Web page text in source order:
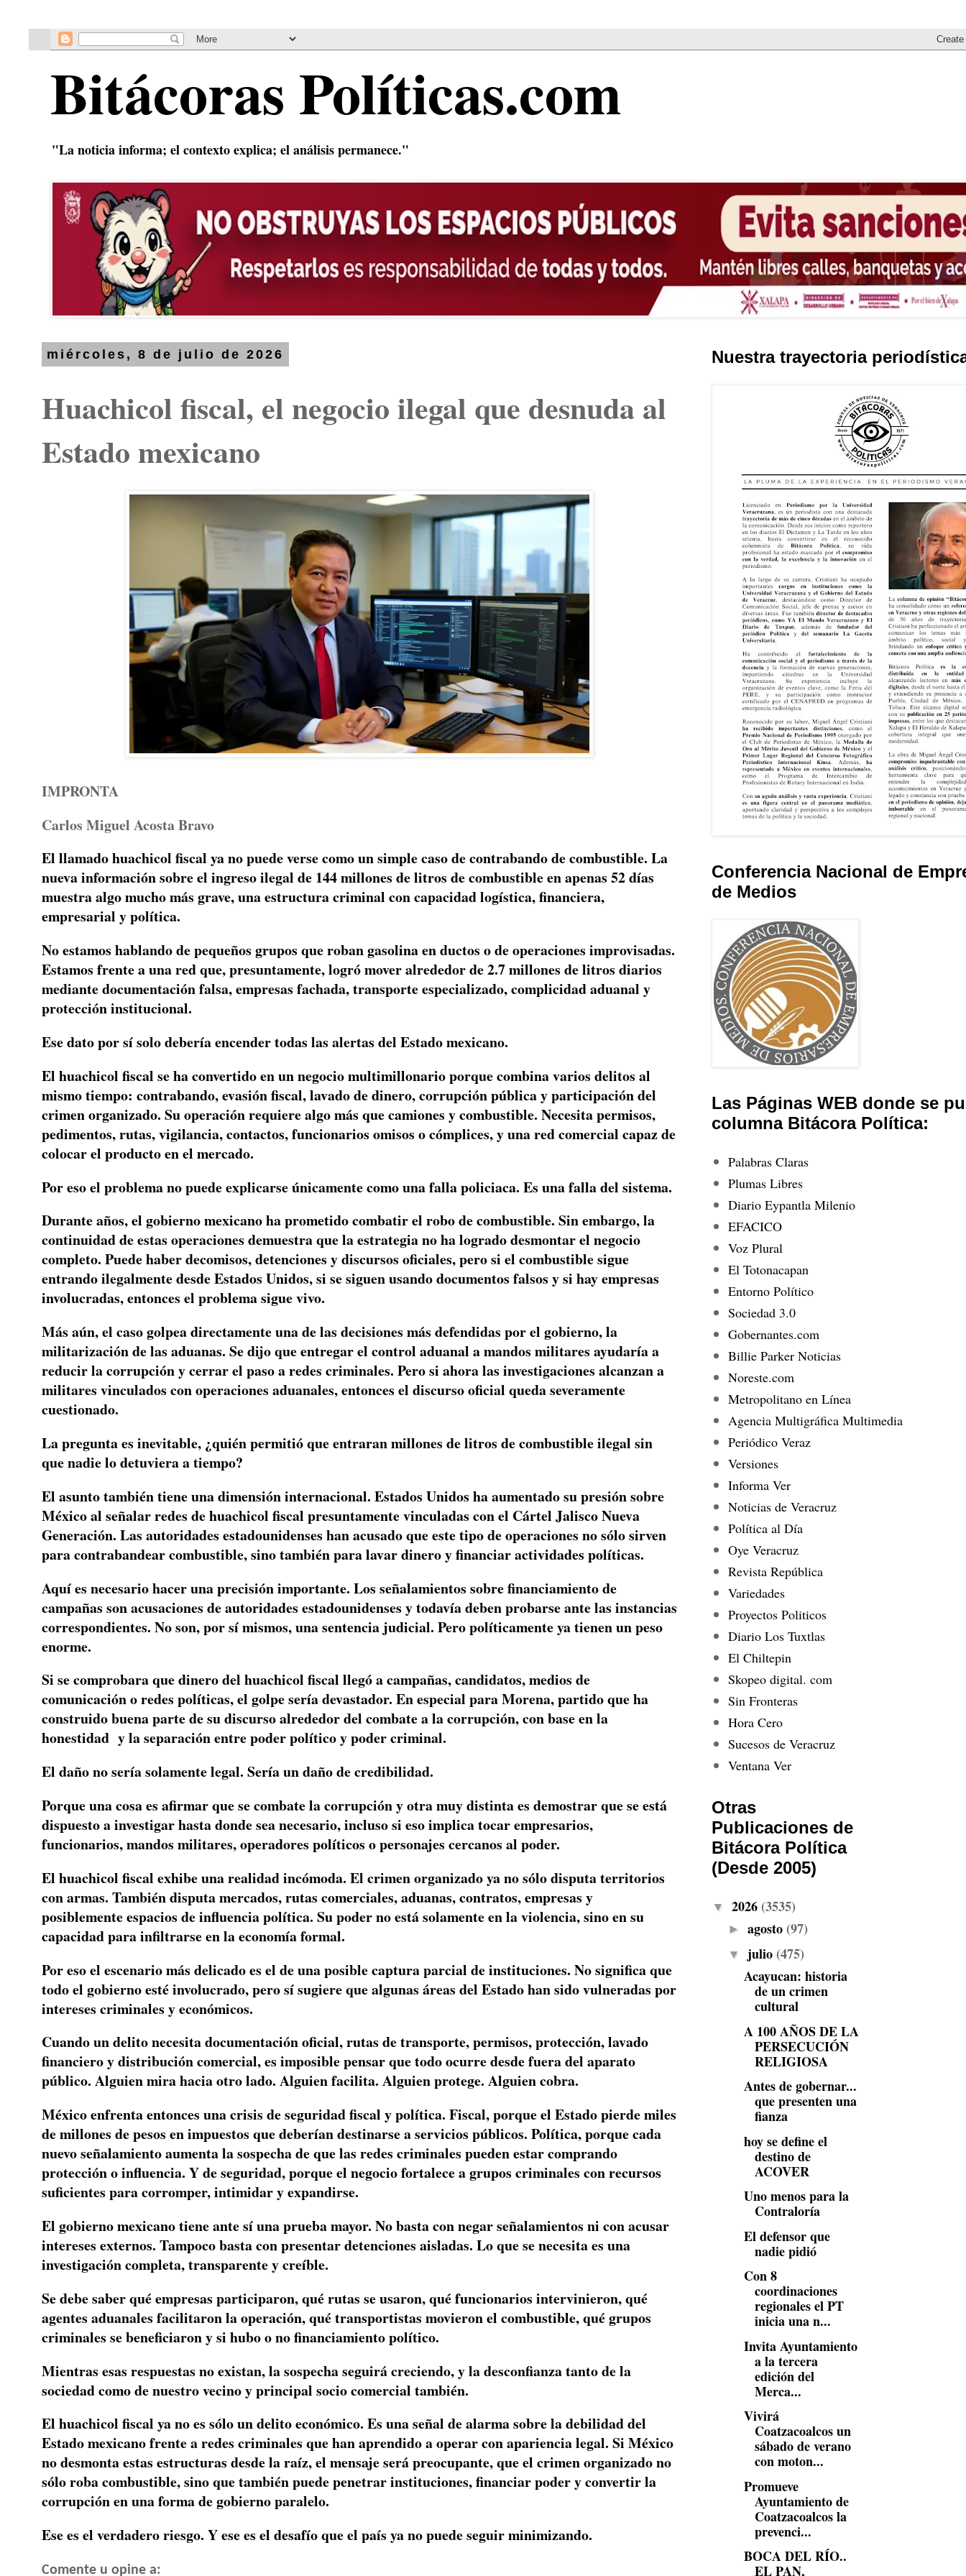
Bitácoras Políticas.com
"La noticia informa; el contexto explica; el análisis permanece."
miércoles, 8 de julio de 2026
Huachicol fiscal, el negocio ilegal que desnuda al
Estado mexicano
IMPRONTA
Carlos Miguel Acosta Bravo
El llamado huachicol fiscal ya no puede verse como un simple caso de contrabando de combustible. La
nueva información sobre el ingreso ilegal de 144 millones de litros de combustible en apenas 52 días
muestra algo mucho más grave, una estructura criminal con capacidad logística, financiera,
empresarial y política.
No estamos hablando de pequeños grupos que roban gasolina en ductos o de operaciones improvisadas.
Estamos frente a una red que, presuntamente, logró mover alrededor de 2.7 millones de litros diarios
mediante documentación falsa, empresas fachada, transporte especializado, complicidad aduanal y
protección institucional.
Ese dato por sí solo debería encender todas las alertas del Estado mexicano.
El huachicol fiscal se ha convertido en un negocio multimillonario porque combina varios delitos al
mismo tiempo: contrabando, evasión fiscal, lavado de dinero, corrupción pública y participación del
crimen organizado. Su operación requiere algo más que camiones y combustible. Necesita permisos,
pedimentos, rutas, vigilancia, contactos, funcionarios omisos o cómplices, y una red comercial capaz de
colocar el producto en el mercado.
Por eso el problema no puede explicarse únicamente como una falla policiaca. Es una falla del sistema.
Durante años, el gobierno mexicano ha prometido combatir el robo de combustible. Sin embargo, la
continuidad de estas operaciones demuestra que la estrategia no ha logrado desmontar el negocio
completo. Puede haber decomisos, detenciones y discursos oficiales, pero si el combustible sigue
entrando ilegalmente desde Estados Unidos, si se siguen usando documentos falsos y si hay empresas
involucradas, entonces el problema sigue vivo.
Más aún, el caso golpea directamente una de las decisiones más defendidas por el gobierno, la
militarización de las aduanas. Se dijo que entregar el control aduanal a mandos militares ayudaría a
reducir la corrupción y cerrar el paso a redes criminales. Pero si ahora las investigaciones alcanzan a
militares vinculados con operaciones aduanales, entonces el discurso oficial queda severamente
cuestionado.
La pregunta es inevitable, ¿quién permitió que entraran millones de litros de combustible ilegal sin
que nadie lo detuviera a tiempo?
El asunto también tiene una dimensión internacional. Estados Unidos ha aumentado su presión sobre
México al señalar redes de huachicol fiscal presuntamente vinculadas con el Cártel Jalisco Nueva
Generación. Las autoridades estadounidenses han acusado que este tipo de operaciones no sólo sirven
para contrabandear combustible, sino también para lavar dinero y financiar actividades políticas.
Aquí es necesario hacer una precisión importante. Los señalamientos sobre financiamiento de
campañas son acusaciones de autoridades estadounidenses y todavía deben probarse ante las instancias
correspondientes. No son, por sí mismos, una sentencia judicial. Pero políticamente ya tienen un peso
enorme.
Si se comprobara que dinero del huachicol fiscal llegó a campañas, candidatos, medios de
comunicación o redes políticas, el golpe sería devastador. En especial para Morena, partido que ha
construido buena parte de su discurso alrededor del combate a la corrupción, con base en la
honestidad y la separación entre poder político y poder criminal.
El daño no sería solamente legal. Sería un daño de credibilidad.
Porque una cosa es afirmar que se combate la corrupción y otra muy distinta es demostrar que se está
dispuesto a investigar hasta donde sea necesario, incluso si eso implica tocar empresarios,
funcionarios, mandos militares, operadores políticos o personajes cercanos al poder.
El huachicol fiscal exhibe una realidad incómoda. El crimen organizado ya no sólo disputa territorios
con armas. También disputa mercados, rutas comerciales, aduanas, contratos, empresas y
posiblemente espacios de influencia política. Su poder no está solamente en la violencia, sino en su
capacidad para infiltrarse en la economía formal.
Por eso el escenario más delicado es el de una posible captura parcial de instituciones. No significa que
todo el gobierno esté involucrado, pero sí sugiere que algunas áreas del Estado han sido vulneradas por
intereses criminales y económicos.
Cuando un delito necesita documentación oficial, rutas de transporte, permisos, protección, lavado
financiero y distribución comercial, es imposible pensar que todo ocurre desde fuera del aparato
público. Alguien mira hacia otro lado. Alguien facilita. Alguien protege. Alguien cobra.
México enfrenta entonces una crisis de seguridad fiscal y política. Fiscal, porque el Estado pierde miles
de millones de pesos en impuestos que deberían destinarse a servicios públicos. Política, porque cada
nuevo señalamiento aumenta la sospecha de que las redes criminales pueden estar comprando
protección o influencia. Y de seguridad, porque el negocio fortalece a grupos criminales con recursos
suficientes para corromper, intimidar y expandirse.
El gobierno mexicano tiene ante sí una prueba mayor. No basta con negar señalamientos ni con acusar
intereses externos. Tampoco basta con presentar detenciones aisladas. Lo que se necesita es una
investigación completa, transparente y creíble.
Se debe saber qué empresas participaron, qué rutas se usaron, qué funcionarios intervinieron, qué
agentes aduanales facilitaron la operación, qué transportistas movieron el combustible, qué grupos
criminales se beneficiaron y si hubo o no financiamiento político.
Mientras esas respuestas no existan, la sospecha seguirá creciendo, y la desconfianza tanto de la
sociedad como de nuestro vecino y principal socio comercial también.
El huachicol fiscal ya no es sólo un delito económico. Es una señal de alarma sobre la debilidad del
Estado mexicano frente a redes criminales que han aprendido a operar con apariencia legal. Si México
no desmonta estas estructuras desde la raíz, el mensaje será preocupante, que el crimen organizado no
sólo roba combustible, sino que también puede penetrar instituciones, financiar poder y convertir la
corrupción en una forma de gobierno paralelo.
Ese es el verdadero riesgo. Y ese es el desafío que el país ya no puede seguir minimizando.
Comente u opine a:
Nuestra trayectoria
Conferencia Nacional de
de Medios
Las Páginas WEB donde se
columna Bitácora Política:
Palabras Claras
Plumas Libres
Diario Eypantla Milenio
EFACICO
Voz Plural
El Totonacapan
Entorno Político
Sociedad 3.0
Gobernantes.com
Billie Parker Noticias
Noreste.com
Metropolitano en Línea
Agencia Multigráfica Multimedia
Periódico Veraz
Versiones
Informa Ver
Noticias de Veracruz
Política al Día
Oye Veracruz
Revista República
Variedades
Proyectos Politicos
Diario Los Tuxtlas
El Chiltepin
Skopeo digital. com
Sin Fronteras
Hora Cero
Sucesos de Veracruz
Ventana Ver
Otras
Publicaciones de
Bitácora Política
(Desde 2005)
▼ 2026 (3535)
► agosto (97)
▼ julio (475)
Acayucan: historia
de un crimen
cultural
A 100 AÑOS DE LA
PERSECUCIÓN
RELIGIOSA
Antes de gobernar...
que presenten una
fianza
hoy se define el
destino de
ACOVER
Uno menos para la
Contraloría
El defensor que
nadie pidió
Con 8
coordinaciones
regionales el PT
inicia una n...
Invita Ayuntamiento
a la tercera
edición del
Merca...
Vivirá
Coatzacoalcos un
sábado de verano
con moton...
Promueve
Ayuntamiento de
Coatzacoalcos la
prevenci...
BOCA DEL RÍO..
EL PAN,